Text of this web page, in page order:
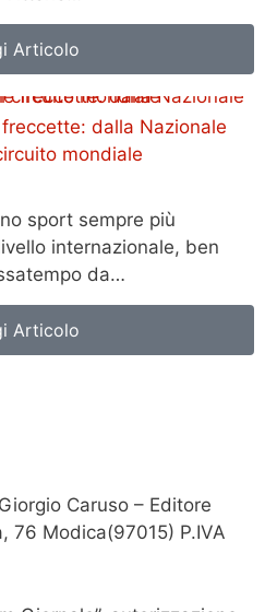
Articolo
dalla Nazionale
mondiale
sport sempre più
internazionale, ben
da…
Articolo
Caruso – Editore
76 Modica(97015) P.IVA